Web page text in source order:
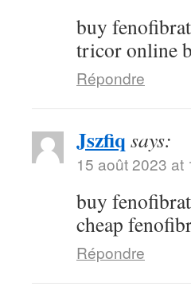
buy
tricor online
Répondre
Jszfiq says:
15 août 2023 at
buy
cheap
Répondre